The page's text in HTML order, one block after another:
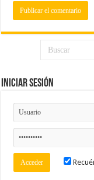
Iniciar Sesión